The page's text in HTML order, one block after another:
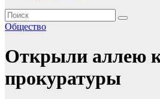
Общество
Открыли аллею
прокуратуры